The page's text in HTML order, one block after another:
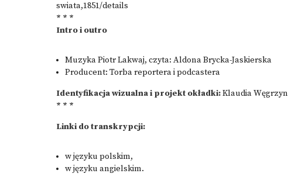
swiata,1851/details
* * *
Intro i outro
Muzyka Piotr Lakwaj, czyta: Aldona Brycka-Jaskierska
Producent: Torba reportera i podcastera
Identyfikacja wizualna i projekt okładki:Klaudia Węgrzyn
* * *
Linki do transkrypcji:
w języku polskim,
w języku angielskim.